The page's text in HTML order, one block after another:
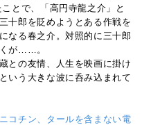
とで、「高円寺龍之介」と
十郎を貶めようとある作戦を
なる春之介。対照的に三十郎
が……。
との友情、人生を映画に掛け
いう大きな波に呑み込まれて
コチン、タールを含まない電